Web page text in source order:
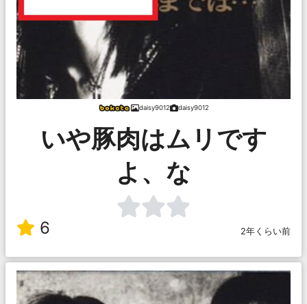
daisy9012 daisy9012
いや豚肉はムリです
よ、な
6 2年くらい前